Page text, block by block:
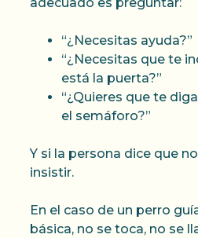
“¿Necesitas ayuda?”
“¿Necesitas que te
está la puerta?”
“¿Quieres que te
el semáforo?”
Y si la persona dice que
insistir.
En el caso de un perro
básica, no se toca, no se